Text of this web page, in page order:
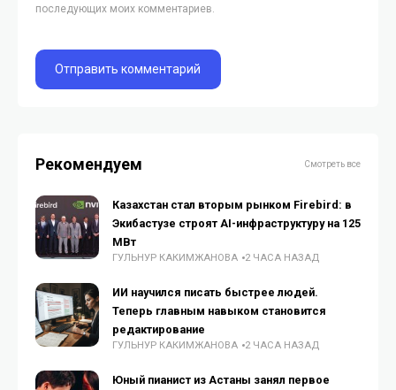
последующих моих комментариев.
Рекомендуем Смотреть все
Казахстан стал вторым рынком Firebird: в
Экибастузе строят AI-инфраструктуру на 125
МВт
ГУЛЬНУР КАКИМЖАНОВА 2 ЧАСА НАЗАД
ИИ научился писать быстрее людей.
Теперь главным навыком становится
редактирование
ГУЛЬНУР КАКИМЖАНОВА 2 ЧАСА НАЗАД
Юный пианист из Астаны занял первое